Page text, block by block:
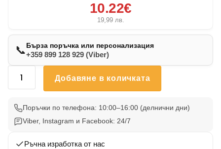
10.22€
19,99 лв.
📞Бърза поръчка или персонализация
+359 899 128 929 (Viber)
количество
Възглавничка
Корги
Добавяне в количката
Поръчки по телефона: 10:00–16:00 (делнични дни)
Viber, Instagram и Facebook: 24/7
Ръчна изработка от нас